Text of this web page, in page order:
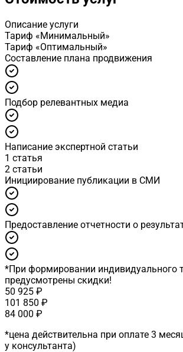
Описание услуги
Тариф «Минимальный»
Тариф «Оптимальный»
Cоставление плана продвижения
Подбор релевантных медиа
Написание экспертной статьи
1 статья
2 статьи
Инициирование публикации в СМИ
Предоставление отчетности о
*При формировании индивидуального
предусмотрены скидки!
50 925 ₽
101 850 ₽
84 000 ₽
*цена действительна при оплате 3
у консультанта)